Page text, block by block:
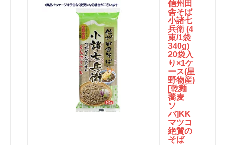
信州田
舎そば
小諸七
兵衛 (4
束/1袋
340g)
20袋入
り×1ケ
ース(星
野物産)
[乾麺
蕎麦
ソ
バ]KK
マツコ
絶賛の
そば